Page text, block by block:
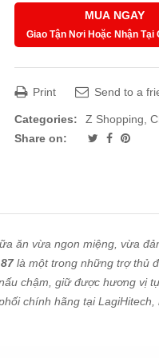
MUA NGAY
Giao Tận Nơi Hoặc Nhận Tại
Print Send to a
Categories: Z Shopping,
Share on:
ăn vừa ngon miệng, vừa
là một trong những trợ thủ
chậm, giữ được hương vị
chính hãng tại